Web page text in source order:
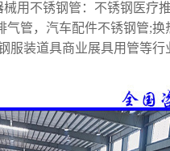
用不锈钢管：不锈钢医疗
气管，汽车配件不锈钢管;
服装道具商业展具用管等行